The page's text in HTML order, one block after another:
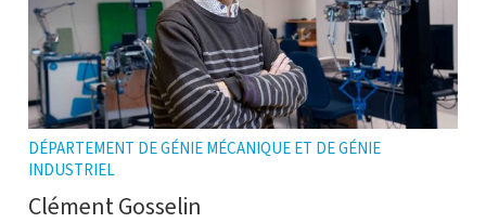
DÉPARTEMENT DE GÉNIE MÉCANIQUE ET DE GÉNIE
INDUSTRIEL
Clément Gosselin